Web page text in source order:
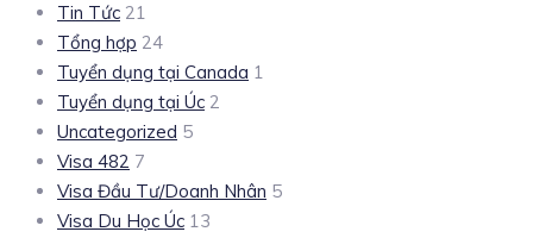
Tin Tức 21
Tổng hợp 24
Tuyển dụng tại Canada 1
Tuyển dụng tại Úc 2
Uncategorized 5
Visa 482 7
Visa Đầu Tư/Doanh Nhân 5
Visa Du Học Úc 13